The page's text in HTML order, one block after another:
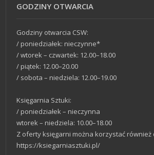
GODZINY OTWARCIA
Godziny otwarcia CSW:
/ poniedziałek: nieczynne*
/ wtorek – czwartek: 12.00–18.00
/ piątek: 12.00–20.00
/ sobota – niedziela: 12.00–19.00
Księgarnia Sztuki:
/ poniedziałek – nieczynna
wtorek – niedziela: 10.00–18.00
Z oferty księgarni można korzystać również
https://ksiegarniasztuki.pl/